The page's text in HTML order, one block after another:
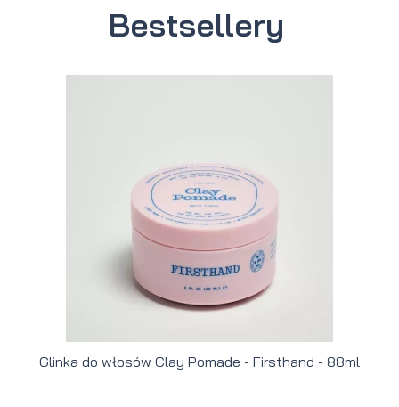
Bestsellery
Glinka do włosów Clay Pomade - Firsthand - 88ml